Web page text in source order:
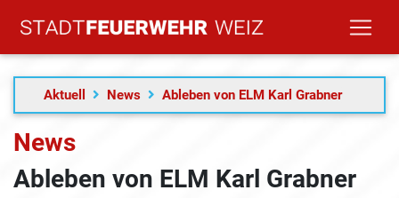
Aktuell News Ableben von ELM Karl Grabner
News
Ableben von ELM Karl Grabner